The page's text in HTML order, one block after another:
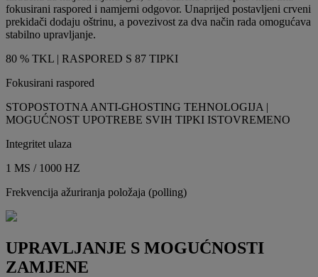
fokusirani raspored i namjerni odgovor. Unaprijed postavljeni crveni
prekidači dodaju oštrinu, a povezivost za dva način rada omogućava
stabilno upravljanje.
80 % TKL | RASPORED S 87 TIPKI
Fokusirani raspored
STOPOSTOTNA ANTI-GHOSTING TEHNOLOGIJA |
MOGUĆNOST UPOTREBE SVIH TIPKI ISTOVREMENO
Integritet ulaza
1 MS / 1000 HZ
Frekvencija ažuriranja položaja (polling)
UPRAVLJANJE S MOGUĆNOSTI
ZAMJENE